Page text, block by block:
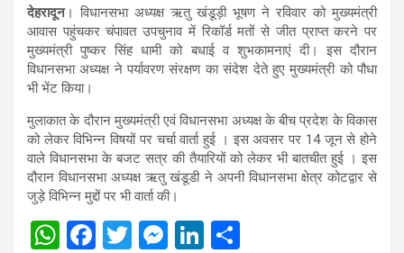
देहरादून। विधानसभा अध्यक्ष ऋतु खंडूड़ी भूषण ने रविवार को मुख्यमंत्री
आवास पहुंचकर चंपावत उपचुनाव में रिकॉर्ड मतों से जीत प्राप्त करने पर
मुख्यमंत्री पुष्कर सिंह धामी को बधाई व शुभकामनाएं दी। इस दौरान
विधानसभा अध्यक्ष ने पर्यावरण संरक्षण का संदेश देते हुए मुख्यमंत्री को पौधा
भी भेंट किया।
मुलाकात के दौरान मुख्यमंत्री एवं विधानसभा अध्यक्ष के बीच प्रदेश के विकास
को लेकर विभिन्न विषयों पर चर्चा वार्ता हुई । इस अवसर पर 14 जून से होने
वाले विधानसभा के बजट सत्र की तैयारियों को लेकर भी बातचीत हुई । इस
दौरान विधानसभा अध्यक्ष ऋतु खंडूडी ने अपनी विधानसभा क्षेत्र कोटद्वार से
जुड़े विभिन्न मुद्दों पर भी वार्ता की।
W F
T
M Li